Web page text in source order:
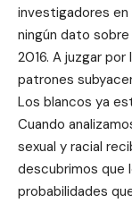
investigadores en
ningún dato
2016. A juzgar por
patrones
Los blancos ya
Cuando
sexual y racial
descubrimos que
probabilidades